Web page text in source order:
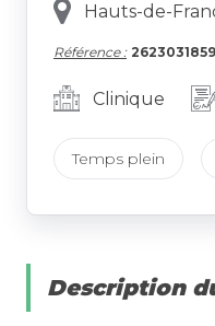
Hauts-de-
Référence : 2623031859
Clinique
Temps plein
Description